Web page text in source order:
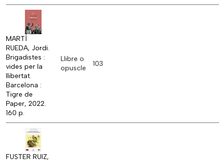
MARTÍ
RUEDA, Jordi.
Brigadistes :
vides per la
llibertat.
Barcelona :
Tigre de
Paper, 2022.
160 p.
Llibre o
opuscle
103
FUSTER RUIZ,